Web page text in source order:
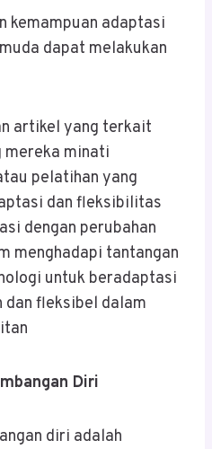
kemampuan adaptasi
dapat melakukan
artikel yang terkait
mereka minati
pelatihan yang
dan fleksibilitas
dengan perubahan
menghadapi tantangan
untuk beradaptasi
dan fleksibel dalam
Diri
diri adalah